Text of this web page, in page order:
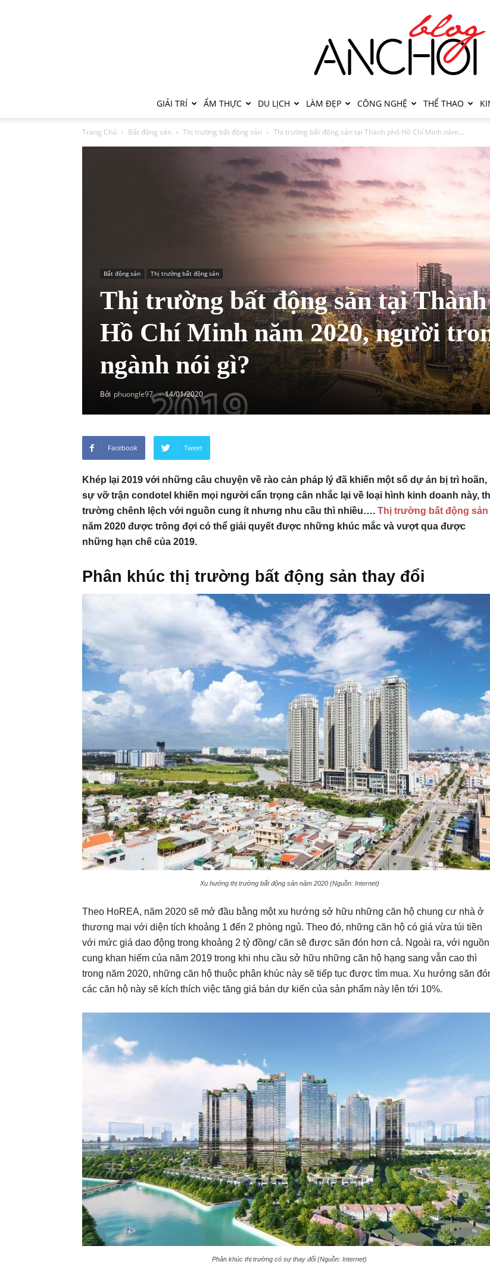
GIẢI TRÍ ẨM THỰC DU LỊCH LÀM ĐẸP CÔNG NGHỆ THỂ THAO
Trang Chủ Bất động sản Thị trường bất động sản Thị trường bất động sản tại Thành phố Hồ Chí Minh năm...
Bất động sản Thị trường bất động sản
Thị trường bất động sản tại
Hồ Chí Minh năm 2020, người
ngành nói gì?
Bởi phuongle97 - 14/01/2020
Facebook Tweet
Khép lại 2019 với những câu chuyện về rào cản pháp lý đã khiến một số dự án bị trì hoãn,
sự vỡ trận condotel khiến mọi người cẩn trọng cân nhắc lại về loại hình kinh doanh này,
trường chênh lệch với nguồn cung ít nhưng nhu cầu thì nhiều…. Thị trường bất động sản
năm 2020 được trông đợi có thể giải quyết được những khúc mắc và vượt qua được
những hạn chế của 2019.
Phân khúc thị trường bất động sản thay đổi
Xu hướng thị trường bất động sản năm 2020 (Nguồn: Internet)
Theo HoREA, năm 2020 sẽ mở đầu bằng một xu hướng sở hữu những căn hộ chung cư nhà ở
thương mại với diện tích khoảng 1 đến 2 phòng ngủ. Theo đó, những căn hộ có giá vừa túi tiền
với mức giá dao động trong khoảng 2 tỷ đồng/ căn sẽ được săn đón hơn cả. Ngoài ra, với nguồn
cung khan hiếm của năm 2019 trong khi nhu cầu sở hữu những căn hộ hạng sang vẫn cao thì
trong năm 2020, những căn hộ thuộc phân khúc này sẽ tiếp tục được tìm mua. Xu hướng săn
các căn hộ này sẽ kích thích việc tăng giá bán dự kiến của sản phẩm này lên tới 10%.
Phân khúc thị trường có sự thay đổi (Nguồn: Internet)